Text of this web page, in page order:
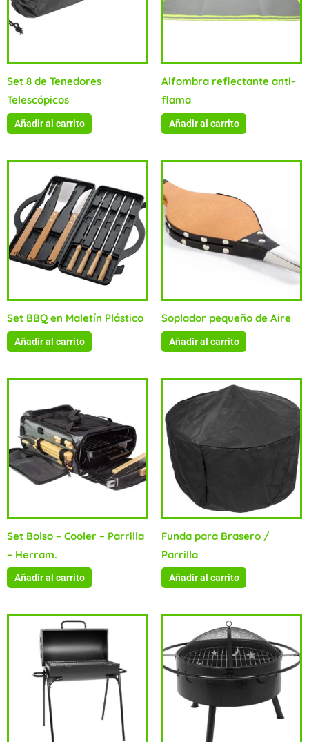
Set 8 de Tenedores
Telescópicos
Añadir al carrito
Alfombra reflectante anti-
flama
Añadir al carrito
Set BBQ en Maletín Plástico
Añadir al carrito
Soplador pequeño de Aire
Añadir al carrito
Set Bolso – Cooler – Parrilla
– Herram.
Añadir al carrito
Funda para Brasero /
Parrilla
Añadir al carrito